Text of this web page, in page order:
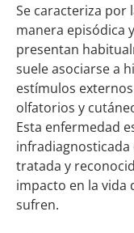
Se caracteriza por
manera episódica
presentan
suele asociarse a
estímulos
olfatorios y
Esta enfermedad
tratada y
impacto en la vida
sufren.